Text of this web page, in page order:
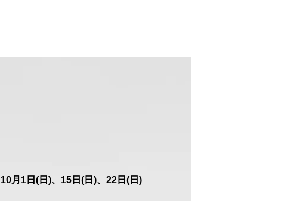
月1日(日)、15日(日)、22日(日)